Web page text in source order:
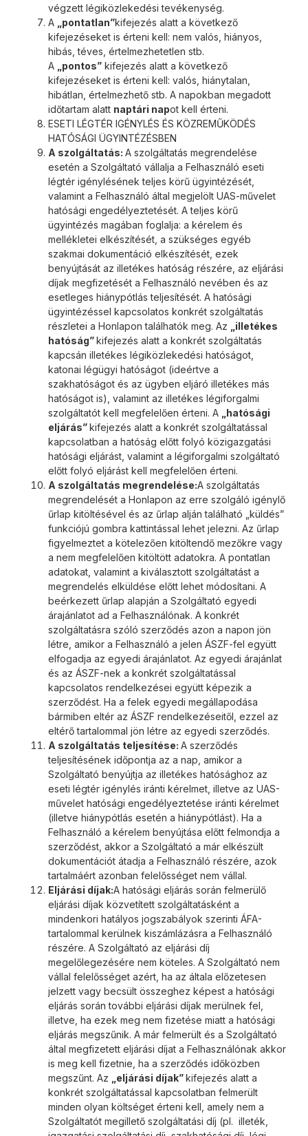
végzett légiközlekedési tevékenység.
A
„pontatlan”kifejezés alatt a következő
kifejezéseket is érteni kell: nem valós, hiányos,
hibás, téves, értelmezhetetlen stb.
A
„pontos” kifejezés alatt a következő
kifejezéseket is érteni kell: valós, hiánytalan,
hibátlan, értelmezhető stb. A napokban megadott
időtartam alatt naptári napot kell érteni.
ESETI LÉGTÉR IGÉNYLÉS ÉS KÖZREMŰKÖDÉS
HATÓSÁGI ÜGYINTÉZÉSBEN
A szolgáltatás: A szolgáltatás megrendelése
esetén a Szolgáltató vállalja a Felhasználó eseti
légtér igénylésének teljes körű ügyintézését,
valamint a Felhasználó által megjelölt UAS-művelet
hatósági engedélyeztetését. A teljes körű
ügyintézés magában foglalja: a kérelem és
mellékletei elkészítését, a szükséges egyéb
szakmai dokumentáció elkészítését, ezek
benyújtását az illetékes hatóság részére, az eljárási
díjak megfizetését a Felhasználó nevében és az
esetleges hiánypótlás teljesítését. A hatósági
ügyintézéssel kapcsolatos konkrét szolgáltatás
részletei a Honlapon találhatók meg. Az
„illetékes
hatóság”kifejezés alatt a konkrét szolgáltatás
kapcsán illetékes légiközlekedési hatóságot,
katonai légügyi hatóságot (ideértve a
szakhatóságot és az ügyben eljáró illetékes más
hatóságot is), valamint az illetékes légiforgalmi
szolgáltatót kell megfelelően érteni. A
„hatósági
eljárás”kifejezés alatt a konkrét szolgáltatással
kapcsolatban a hatóság előtt folyó közigazgatási
hatósági eljárást, valamint a légiforgalmi szolgáltató
előtt folyó eljárást kell megfelelően érteni.
A szolgáltatás megrendelése:A szolgáltatás
megrendelését a Honlapon az erre szolgáló igénylő
űrlap kitöltésével és az űrlap alján található „küldés”
funkciójú gombra kattintással lehet jelezni. Az űrlap
figyelmeztet a kötelezően kitöltendő mezőkre vagy
a nem megfelelően kitöltött adatokra. A pontatlan
adatokat, valamint a kiválasztott szolgáltatást a
megrendelés elküldése előtt lehet módosítani. A
beérkezett űrlap alapján a Szolgáltató egyedi
árajánlatot ad a Felhasználónak. A konkrét
szolgáltatásra szóló szerződés azon a napon jön
létre, amikor a Felhasználó a jelen ÁSZF-fel együtt
elfogadja az egyedi árajánlatot. Az egyedi árajánlat
és az ÁSZF-nek a konkrét szolgáltatással
kapcsolatos rendelkezései együtt képezik a
szerződést. Ha a felek egyedi megállapodása
bármiben eltér az ÁSZF rendelkezéseitől, ezzel az
eltérő tartalommal jön létre az egyedi szerződés.
A szolgáltatás teljesítése: A szerződés
teljesítésének időpontja az a nap, amikor a
Szolgáltató benyújtja az illetékes hatósághoz az
eseti légtér igénylés iránti kérelmet, illetve az UAS-
művelet hatósági engedélyeztetése iránti kérelmet
(illetve hiánypótlás esetén a hiánypótlást). Ha a
Felhasználó a kérelem benyújtása előtt felmondja a
szerződést, akkor a Szolgáltató a már elkészült
dokumentációt átadja a Felhasználó részére, azok
tartalmáért azonban felelősséget nem vállal.
Eljárási díjak:A hatósági eljárás során felmerülő
eljárási díjak közvetített szolgáltatásként a
mindenkori hatályos jogszabályok szerinti ÁFA-
tartalommal kerülnek kiszámlázásra a Felhasználó
részére. A Szolgáltató az eljárási díj
megelőlegezésére nem köteles. A Szolgáltató nem
vállal felelősséget azért, ha az általa előzetesen
jelzett vagy becsült összeghez képest a hatósági
eljárás során további eljárási díjak merülnek fel,
illetve, ha ezek meg nem fizetése miatt a hatósági
eljárás megszűnik. A már felmerült és a Szolgáltató
által megfizetett eljárási díjat a Felhasználónak akkor
is meg kell fizetnie, ha a szerződés időközben
megszűnt. Az
„eljárási díjak”kifejezés alatt a
konkrét szolgáltatással kapcsolatban felmerült
minden olyan költséget érteni kell, amely nem a
Szolgáltatót megillető szolgáltatási díj (pl. illeték,